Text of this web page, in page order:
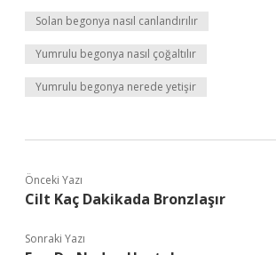
Solan begonya nasıl canlandırılır
Yumrulu begonya nasıl çoğaltılır
Yumrulu begonya nerede yetişir
Önceki Yazı
Cilt Kaç Dakikada Bronzlaşır
Sonraki Yazı